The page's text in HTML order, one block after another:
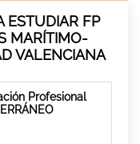
ESTUDIAR FP
MARÍTIMO-
VALENCIANA
Profesional